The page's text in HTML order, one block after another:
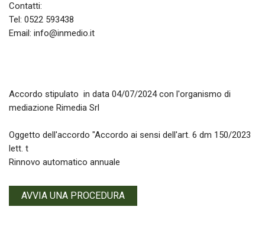
Contatti:
Tel: 0522 593438
Email: info@inmedio.it
Accordo stipulato in data 04/07/2024 con l'organismo di
mediazione Rimedia Srl
Oggetto dell'accordo "Accordo ai sensi dell'art. 6 dm 150/2023
lett. t
Rinnovo automatico annuale
AVVIA UNA PROCEDURA